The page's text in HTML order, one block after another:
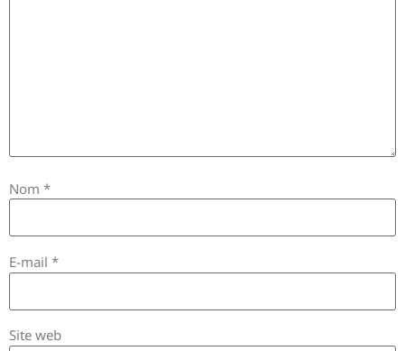
Nom *
E-mail *
Site web